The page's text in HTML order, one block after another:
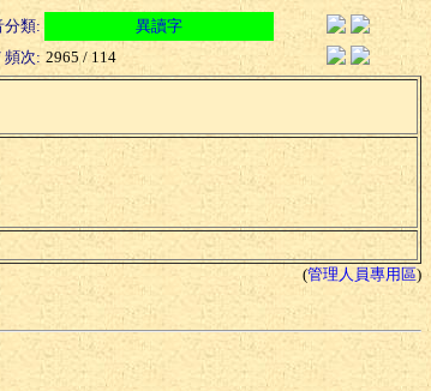
分類:
異讀字
頻次: 2965 / 114
(管理人員專用區)